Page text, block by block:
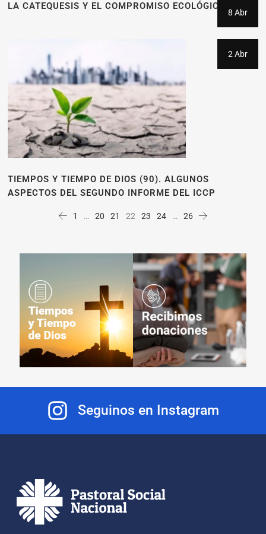
8 Abr
LA CATEQUESIS Y EL COMPROMISO ECOLÓGICO
2 Abr
TIEMPOS Y TIEMPO DE DIOS (90). ALGUNOS
ASPECTOS DEL SEGUNDO INFORME DEL ICCP
1 … 20 21 22 23 24 … 26
Seguinos en Instagram